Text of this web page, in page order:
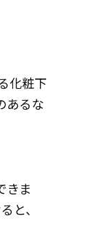
化粧下
あるな
きま
と、